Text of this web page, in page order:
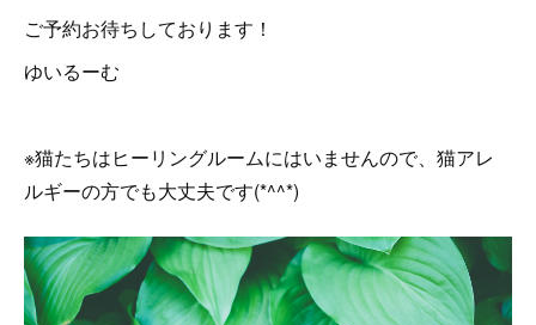
ご予約お待ちしております！
ゆいるーむ
※猫たちはヒーリングルームにはいませんので、猫アレ
ルギーの方でも大丈夫です(*^^*)